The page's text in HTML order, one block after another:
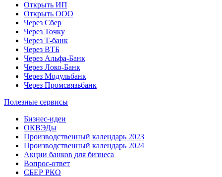
Открыть ИП
Открыть ООО
Через Сбер
Через Точку
Через Т-банк
Через ВТБ
Через Альфа-Банк
Через Локо-Банк
Через Модульбанк
Через Промсвязьбанк
Полезные сервисы
Бизнес-идеи
ОКВЭДы
Производственный календарь 2023
Производственный календарь 2024
Акции банков для бизнеса
Вопрос-ответ
СБЕР РКО